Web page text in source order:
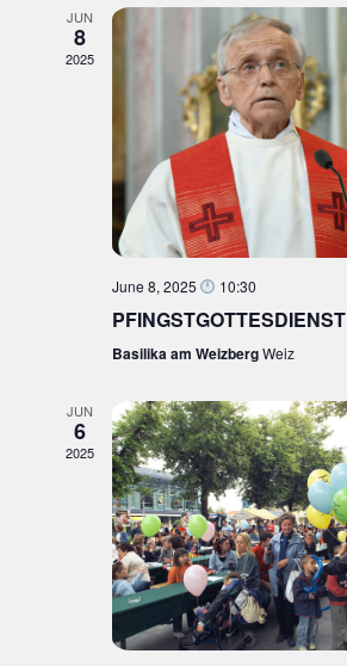
JUN
8
2025
June 8, 2025 10:30
PFINGSTGOTTESDIENST
Basilika am WeizbergWeiz
JUN
6
2025